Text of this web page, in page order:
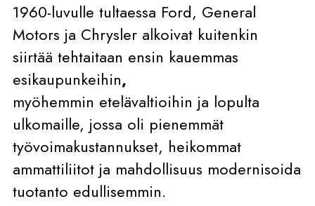
1960-luvulle tultaessa Ford, General
Motors ja Chrysler alkoivat kuitenkin
siirtää tehtaitaan ensin kauemmas
esikaupunkeihin,
myöhemmin etelävaltioihin ja lopulta
ulkomaille, jossa oli pienemmät
työvoimakustannukset, heikommat
ammattiliitot ja mahdollisuus modernisoida
tuotanto edullisemmin.